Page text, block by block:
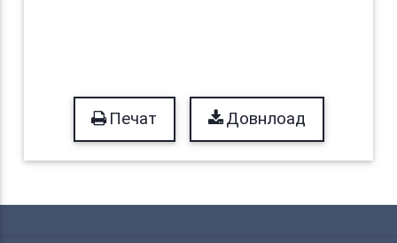
Печат Довнлоад